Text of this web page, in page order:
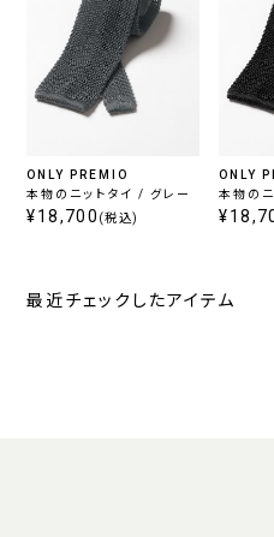
ONLY PREMIO
本物のニットタイ / グレー
¥18,700 (税込)
ONLY
本物の
ク
最近チェックしたアイテム